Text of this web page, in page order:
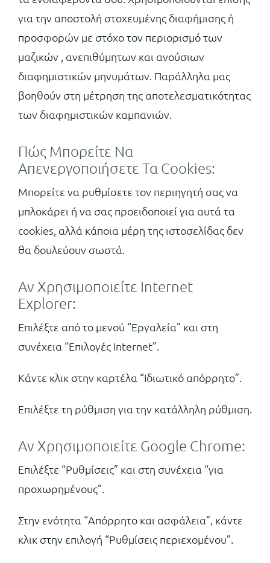
για την αποστολή στοχευμένης διαφήμισης ή
προσφορών με στόχο τον περιορισμό των
μαζικών , ανεπιθύμητων και ανούσιων
διαφημιστικών μηνυμάτων. Παράλληλα μας
βοηθούν στη μέτρηση της αποτελεσματικότητας
των διαφημιστικών καμπανιών.
Πώς Μπορείτε Να
Απενεργοποιήσετε Τα Cookies:
Μπορείτε να ρυθμίσετε τον περιηγητή σας να
μπλοκάρει ή να σας προειδοποιεί για αυτά τα
cookies, αλλά κάποια μέρη της ιστοσελίδας δεν
θα δουλεύουν σωστά.
Αν Χρησιμοποιείτε Internet
Explorer:
Επιλέξτε από το μενού “Εργαλεία” και στη
συνέχεια “Επιλογές Internet”.
Κάντε κλικ στην καρτέλα “Ιδιωτικό απόρρητο”.
Επιλέξτε τη ρύθμιση για την κατάλληλη ρύθμιση.
Αν Χρησιμοποιείτε Google Chrome:
Επιλέξτε “Ρυθμίσεις” και στη συνέχεια “για
προχωρημένους”.
Στην ενότητα “Απόρρητο και ασφάλεια”, κάντε
κλικ στην επιλογή “Ρυθμίσεις περιεχομένου”.